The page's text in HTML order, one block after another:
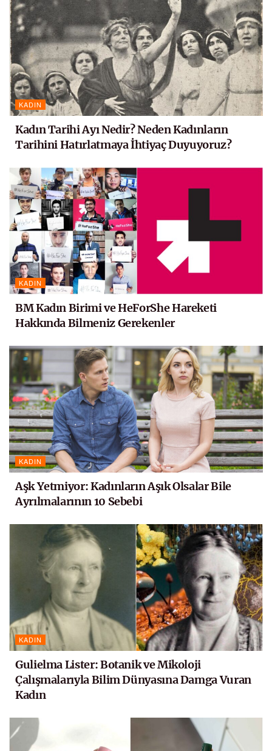
KADIN
Kadın Tarihi Ayı Nedir? Neden Kadınların
Tarihini Hatırlatmaya İhtiyaç Duyuyoruz?
KADIN
BM Kadın Birimi ve HeForShe Hareketi
Hakkında Bilmeniz Gerekenler
KADIN
Aşk Yetmiyor: Kadınların Aşık Olsalar Bile
Ayrılmalarının 10 Sebebi
KADIN
Gulielma Lister: Botanik ve Mikoloji
Çalışmalarıyla Bilim Dünyasına Damga Vuran
Kadın